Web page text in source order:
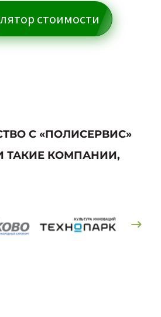
стоимости
С «ПОЛИСЕРВИС»
ТАКИЕ КОМПАНИИ,